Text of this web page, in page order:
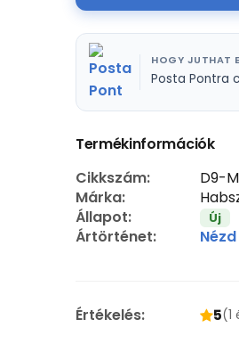
HOGY JUTHAT
Posta Pontra
Termékinformációk
Cikkszám:
D9-
Márka:
Állapot:
Új
Ártörténet:
Értékelés: 5(1